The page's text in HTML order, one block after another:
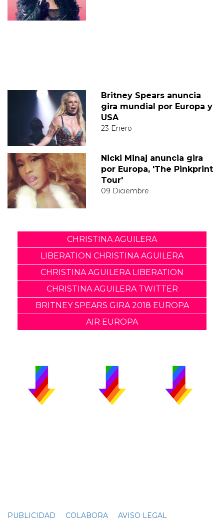
Britney Spears anuncia
gira mundial por Europa y
USA
23 Enero
Nicki Minaj anuncia gira
por Europa, 'The Pinkprint
Tour'
09 Diciembre
CHRISTINA AGUILERA
LIBERATION CHRISTINA AGUILERA
CHRISTINA AGUILERA LIBERATION
CHRISTINA AGUILERA TWITTER
BRITNEY SPEARS GIRA 2018 EUROPA
AIR EUROPA
PUBLICIDAD COLABORA AVISO LEGAL